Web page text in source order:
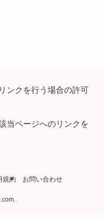
ンクを行う場合の許可
当ページへのリンクを
規約 お問い合わせ